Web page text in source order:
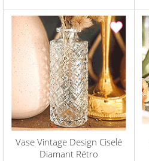
Vase Vintage Design Ciselé
Diamant Rétro